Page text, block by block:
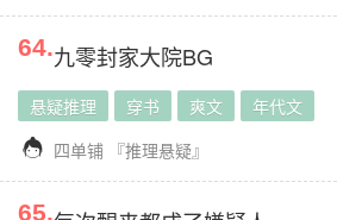
64.九零封家大院BG
悬疑推理 穿书 爽文 年代文
 四单铺 『推理悬疑』
65.